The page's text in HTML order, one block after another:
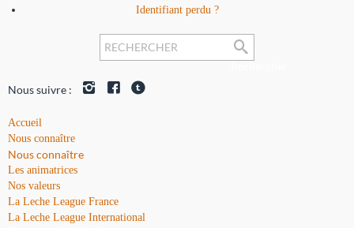
Identifiant perdu ?
Nous suivre :
Accueil
Nous connaître
Nous connaître
Les animatrices
Nos valeurs
La Leche League France
La Leche League International